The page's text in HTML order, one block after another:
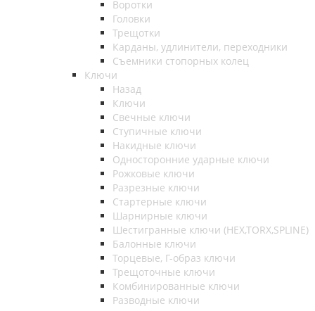
Воротки
Головки
Трещотки
Карданы, удлинители, переходники
Съемники стопорных колец
Ключи
Назад
Ключи
Свечные ключи
Ступичные ключи
Накидные ключи
Односторонние ударные ключи
Рожковые ключи
Разрезные ключи
Стартерные ключи
Шарнирные ключи
Шестигранные ключи (HEX,TORX,SPLINE)
Балонные ключи
Торцевые, Г-образ ключи
Трещоточные ключи
Комбинированные ключи
Разводные ключи